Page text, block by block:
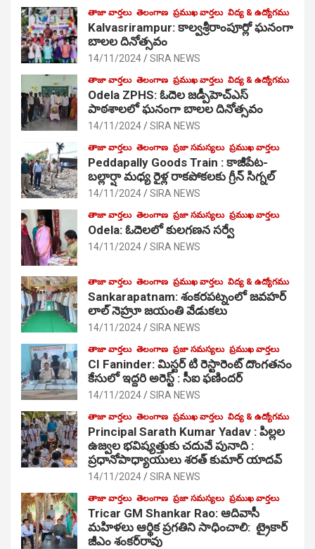
తాజా వార్తలు తెలంగాణ ప్రముఖ వార్తలు విద్య & ఉద్యోగము
Kalvasrirampur: కాల్వశ్రీరాంపూర్లో ఘనంగా
బాలల దినోత్సవం
14/11/2024 SIRA NEWS
తాజా వార్తలు తెలంగాణ ప్రముఖ వార్తలు విద్య & ఉద్యోగము
Odela ZPHS: ఓదెల జ‌డ్పీహెచ్ఎస్
పాఠ‌శాల‌లో ఘనంగా బాలల దినోత్సవం
14/11/2024 SIRA NEWS
తాజా వార్తలు తెలంగాణ ప్రజా సమస్యలు ప్రముఖ వార్తలు
Peddapally Goods Train : కాజీపేట-
బల్లార్షా మధ్య రైళ్ల రాకపోకలకు గ్రీన్ సిగ్నల్
14/11/2024 SIRA NEWS
తాజా వార్తలు తెలంగాణ ప్రజా సమస్యలు ప్రముఖ వార్తలు
Odela: ఓదెలలో కులగణన సర్వే
14/11/2024 SIRA NEWS
తాజా వార్తలు తెలంగాణ ప్రముఖ వార్తలు విద్య & ఉద్యోగము
Sankarapatnam: శంకరపట్నంలో జవహర్
లాల్ నెహ్రూ జయంతి వేడుకలు
14/11/2024 SIRA NEWS
తాజా వార్తలు తెలంగాణ ప్రజా సమస్యలు ప్రముఖ వార్తలు
CI Faninder: మిస్టర్ టి రెస్టారెంట్ దొంగతనం
కేసులో ఇద్దరి అరెస్ట్ : సీఐ ఫణిందర్
14/11/2024 SIRA NEWS
తాజా వార్తలు తెలంగాణ ప్రముఖ వార్తలు విద్య & ఉద్యోగము
Principal Sarath Kumar Yadav : పిల్లల
ఉజ్వల భవిష్యత్తుకు చదువే పునాది :
ప్రధానోపాధ్యాయులు శరత్ కుమార్ యాదవ్
14/11/2024 SIRA NEWS
తాజా వార్తలు తెలంగాణ ప్రజా సమస్యలు ప్రముఖ వార్తలు
Tricar GM Shankar Rao: ఆదివాసీ
మహిళలు ఆర్థిక ప్రగతిని సాధించాలి: ట్రైకార్
జీఎం శంకర్‌రావు